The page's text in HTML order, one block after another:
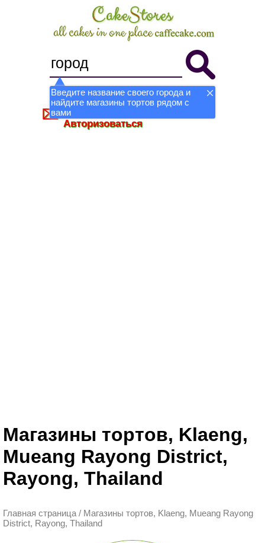
Введите название своего города и
найдите магазины тортов рядом с
вамиСтать магазином
Авторизоваться
Магазины тортов, Klaeng,
Mueang Rayong District,
Rayong, Thailand
Главная страница / Магазины тортов, Klaeng, Mueang Rayong
District, Rayong, Thailand